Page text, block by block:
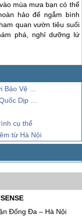
mùa mưa bạn có thể
hảo để ngắm bình
quan vườn tiêu suối
phá, nghỉ dưỡng lứ
Trường
Lịch
cụ thể
từ Hà Nội
Đống Đa – Hà Nội